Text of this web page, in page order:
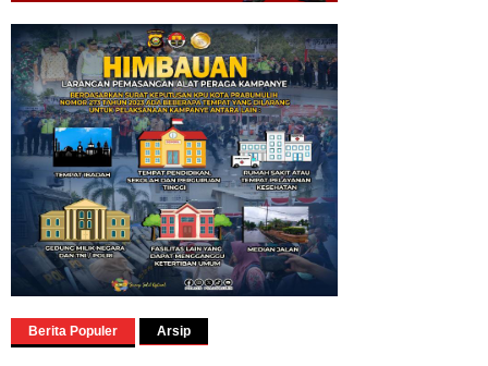
Berita Populer Arsip